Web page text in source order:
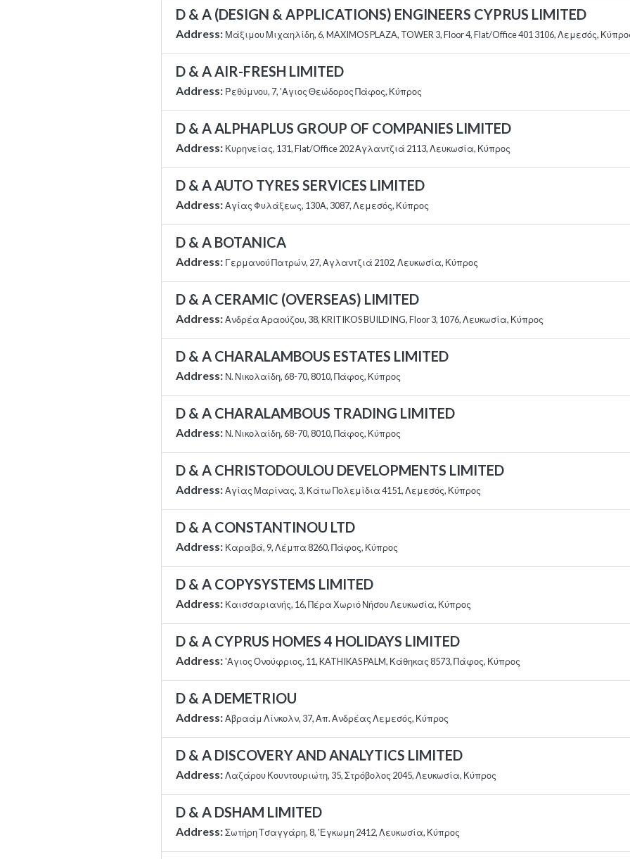
D & A (DESIGN & APPLICATIONS) ENGINEERS CYPRUS LIMITED
Address: Μάξιμου Μιχαηλίδη, 6, MAXIMOS PLAZA, TOWER 3, Floor 4, Flat/Office 401 3106, Λεμεσός,
D & A AIR-FRESH LIMITED
Address: Ρεθύμνου, 7, 'Αγιος Θεώδορος Πάφος, Κύπρος
D & A ALPHAPLUS GROUP OF COMPANIES LIMITED
Address: Κυρηνείας, 131, Flat/Office 202 Αγλαντζιά 2113, Λευκωσία, Κύπρος
D & A AUTO TYRES SERVICES LIMITED
Address:Αγίας Φυλάξεως, 130Α, 3087, Λεμεσός, Κύπρος
D & A BOTANICA
Address: Γερμανού Πατρών, 27, Αγλαντζιά 2102, Λευκωσία, Κύπρος
D & A CERAMIC (OVERSEAS) LIMITED
Address:Ανδρέα Αραούζου, 38, KRITIKOS BUILDING, Floor 3, 1076, Λευκωσία, Κύπρος
D & A CHARALAMBOUS ESTATES LIMITED
Address: Ν. Νικολαίδη, 68-70, 8010, Πάφος, Κύπρος
D & A CHARALAMBOUS TRADING LIMITED
Address: Ν. Νικολαίδη, 68-70, 8010, Πάφος, Κύπρος
D & A CHRISTODOULOU DEVELOPMENTS LIMITED
Address:Αγίας Μαρίνας, 3, Κάτω Πολεμίδια 4151, Λεμεσός, Κύπρος
D & A CONSTANTINOU LTD
Address: Καραβά, 9, Λέμπα 8260, Πάφος, Κύπρος
D & A COPYSYSTEMS LIMITED
Address: Καισσαριανής, 16, Πέρα Χωριό Νήσου Λευκωσία, Κύπρος
D & A CYPRUS HOMES 4 HOLIDAYS LIMITED
Address:'Αγιος Ονούφριος, 11, KATHIKAS PALM, Κάθηκας 8573, Πάφος, Κύπρος
D & A DEMETRIOU
Address:Αβραάμ Λίνκολν, 37, Απ. Ανδρέας Λεμεσός, Κύπρος
D & A DISCOVERY AND ANALYTICS LIMITED
Address:Λαζάρου Κουντουριώτη, 35, Στρόβολος 2045, Λευκωσία, Κύπρος
D & A DSHAM LIMITED
Address:Σωτήρη Τσαγγάρη, 8, 'Εγκωμη 2412, Λευκωσία, Κύπρος